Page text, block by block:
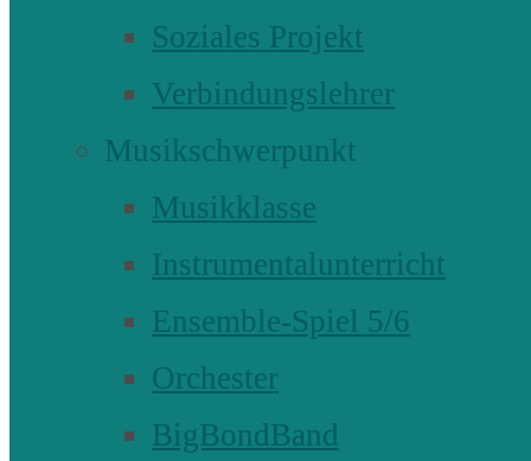
Soziales Projekt
Verbindungslehrer
Musikschwerpunkt
Musikklasse
Instrumentalunterricht
Ensemble-Spiel 5/6
Orchester
BigBondBand